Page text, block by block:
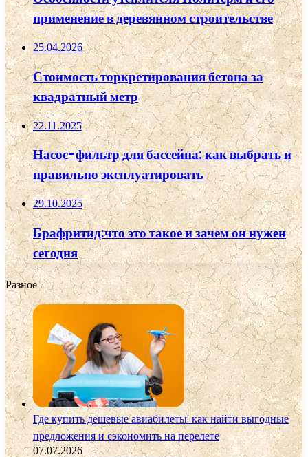
применение в деревянном строительстве
25.04.2026
Стоимость торкретирования бетона за
квадратный метр
22.11.2025
Насос-фильтр для бассейна: как выбрать и
правильно эксплуатировать
29.10.2025
Брафритид:что это такое и зачем он нужен
сегодня
Разное
Где купить дешевые авиабилеты: как найти выгодные
предложения и сэкономить на перелете
07.07.2026